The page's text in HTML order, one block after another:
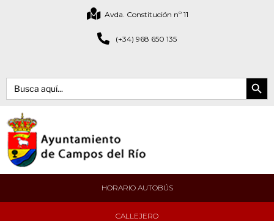
Avda. Constitución nº 11
(+34) 968 650 135
Buscar: Botón de
HORARIO AUTOBÚS
CALLEJERO